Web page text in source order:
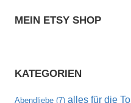
MEIN ETSY SHOP
KATEGORIEN
Abendliebe (7) alles für die